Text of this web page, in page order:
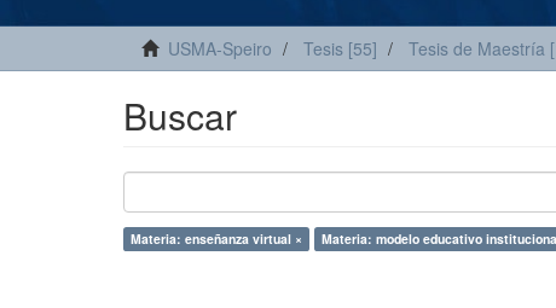
USMA-Speiro Tesis [55] Tesis de Maestría
Buscar
Materia: enseñanza virtual × Materia: modelo educativo